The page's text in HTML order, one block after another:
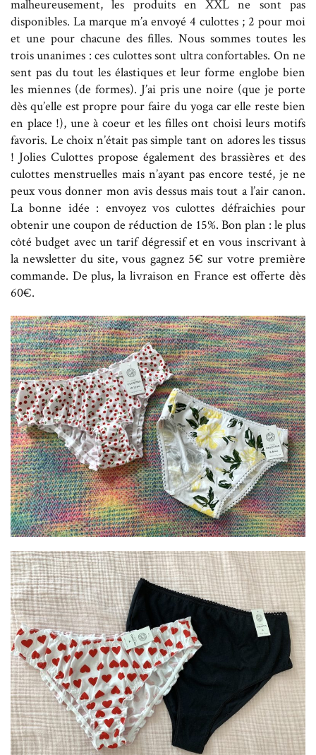
malheureusement, les produits en XXL ne sont pas
disponibles. La marque m’a envoyé 4 culottes ; 2 pour moi
et une pour chacune des filles. Nous sommes toutes les
trois unanimes : ces culottes sont ultra confortables. On ne
sent pas du tout les élastiques et leur forme englobe bien
les miennes (de formes). J’ai pris une noire (que je porte
dès qu’elle est propre pour faire du yoga car elle reste bien
en place !), une à coeur et les filles ont choisi leurs motifs
favoris. Le choix n’était pas simple tant on adores les tissus
! Jolies Culottes propose également des brassières et des
culottes menstruelles mais n’ayant pas encore testé, je ne
peux vous donner mon avis dessus mais tout a l’air canon.
La bonne idée : envoyez vos culottes défraichies pour
obtenir une coupon de réduction de 15%. Bon plan : le plus
côté budget avec un tarif dégressif et en vous inscrivant à
la newsletter du site, vous gagnez 5€ sur votre première
commande. De plus, la livraison en France est offerte dès
60€.